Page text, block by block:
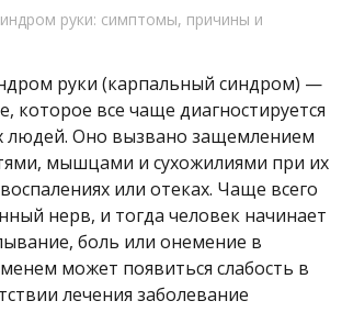
руки: симптомы, причины и
руки (карпальный синдром) —
которое все чаще диагностируется
людей. Оно вызвано защемлением
мышцами и сухожилиями при их
или отеках. Чаще всего
нерв, и тогда человек начинает
боль или онемение в
может появиться слабость в
лечения заболевание